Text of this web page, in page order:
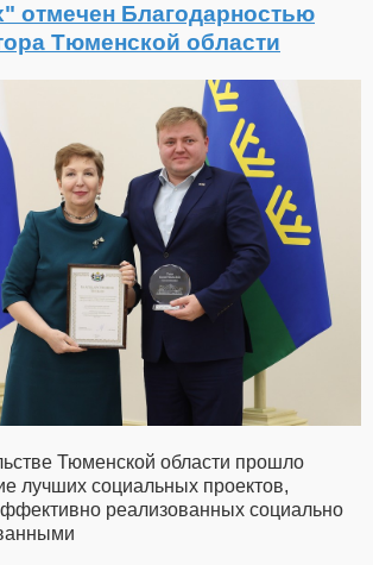
отмечен Благодарностью
Тюменской области
Тюменской области прошло
лучших социальных проектов,
реализованных социально